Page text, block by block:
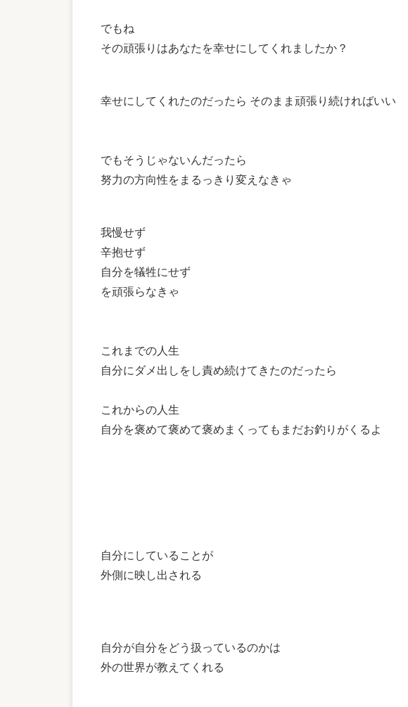
でもね
その頑張りはあなたを幸せにしてくれましたか？
幸せにしてくれたのだったら そのまま頑張り続ければいい
でもそうじゃないんだったら
努力の方向性をまるっきり変えなきゃ
我慢せず
辛抱せず
自分を犠牲にせず
を頑張らなきゃ
これまでの人生
自分にダメ出しをし責め続けてきたのだったら
これからの人生
自分を褒めて褒めて褒めまくってもまだお釣りがくるよ
自分にしていることが
外側に映し出される
自分が自分をどう扱っているのかは
外の世界が教えてくれる